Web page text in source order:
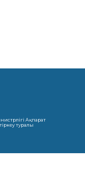
Ақпарат
туралы